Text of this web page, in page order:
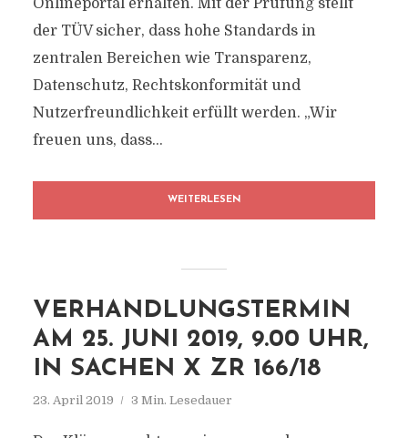
Onlineportal erhalten. Mit der Prüfung stellt
der TÜV sicher, dass hohe Standards in
zentralen Bereichen wie Transparenz,
Datenschutz, Rechtskonformität und
Nutzerfreundlichkeit erfüllt werden. „Wir
freuen uns, dass...
WEITERLESEN
VERHANDLUNGSTERMIN
AM 25. JUNI 2019, 9.00 UHR,
IN SACHEN X ZR 166/18
23. April 2019 3 Min. Lesedauer